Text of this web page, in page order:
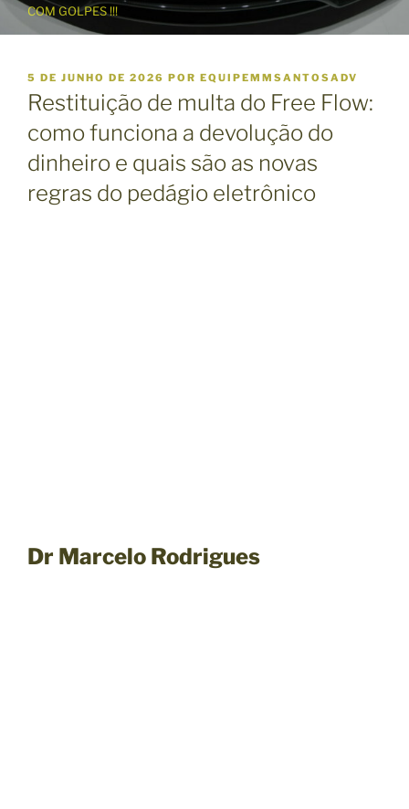
COM GOLPES !!!
P
U
B
I
C
A
D
5 DE JUNHO DE 2026 POR EQUIPEMMSANTOSADV
Restituição de multa do Free Flow:
como funciona a devolução do
dinheiro e quais são as novas
regras do pedágio eletrônico
Dr Marcelo Rodrigues